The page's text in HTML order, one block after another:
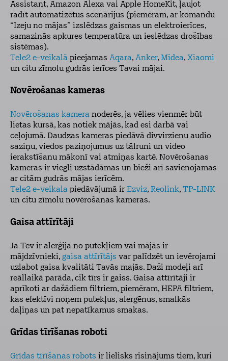
Assistant, Amazon Alexa vai Apple HomeKit, ļaujot
radīt automatizētus scenārijus (piemēram, ar komandu
“Izeju no mājas” izslēdzas gaismas un elektroierīces,
samazinās apkures temperatūra un ieslēdzas drošības
sistēmas).
Tele2 e-veikalā pieejamas Aqara, Anker, Midea, Xiaomi
un citu zīmolu gudrās ierīces Tavai mājai.
Novērošanas kameras
Novērošanas kamera noderēs, ja vēlies vienmēr būt
lietas kursā, kas notiek mājās, kad esi darbā vai
ceļojumā. Daudzas kameras piedāvā divvirzienu audio
saziņu, viedos paziņojumus uz tālruni un video
ierakstīšanu mākonī vai atmiņas kartē. Novērošanas
kameras ir viegli uzstādāmas un bieži arī savienojamas
ar citām gudrās mājas ierīcēm.
Tele2 e-veikala piedāvājumā ir Ezviz, Reolink, TP-LINK
un citu zīmolu novērošanas kameras.
Gaisa attīrītāji
Ja Tev ir alerģija no putekļiem vai mājās ir
mājdzīvnieki, gaisa attīrītājs var palīdzēt un ievērojami
uzlabot gaisa kvalitāti Tavās majās. Daži modeļi arī
reāllaikā parāda, cik tīrs ir gaiss. Gaisa attīrītāji ir
aprīkoti ar dažādiem filtriem, piemēram, HEPA filtriem,
kas efektīvi noņem putekļus, alergēnus, smalkās
daļiņas un pat nepatīkamus smakas.
Grīdas tīrīšanas roboti
Grīdas tīrīšanas robots ir lielisks risinājums tiem, kuri